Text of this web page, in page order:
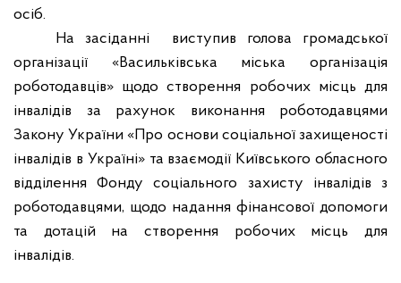
осіб.
На засіданні
виступив голова громадської
організації «Васильківська міська організація
роботодавців» щодо створення робочих місць для
інвалідів за рахунок виконання роботодавцями
Закону України «Про основи соціальної захищеності
інвалідів в Україні» та взаємодії Київського обласного
відділення Фонду соціального захисту інвалідів з
роботодавцями, щодо надання фінансової допомоги
та дотацій на створення робочих місць для
інвалідів.